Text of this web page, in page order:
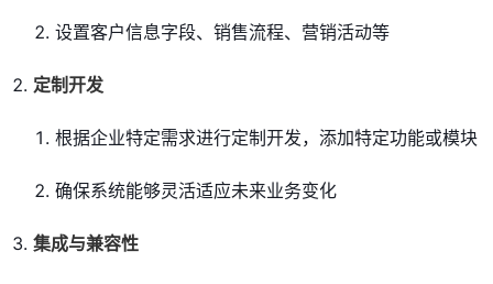
设置客户信息字段、销售流程、营销活动等
定制开发
根据企业特定需求进行定制开发，添加特定功能或模块
确保系统能够灵活适应未来业务变化
集成与兼容性